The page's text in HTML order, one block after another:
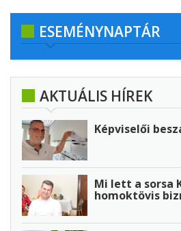
ESEMÉNYNAPTÁR
AKTUÁLIS HÍREK
Képviselői
Mi lett a sorsa
homoktövis